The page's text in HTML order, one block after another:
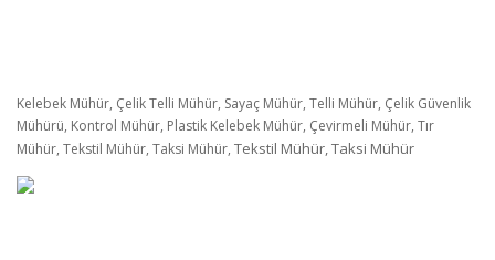
Kelebek Mühür, Çelik Telli Mühür, Sayaç Mühür, Telli Mühür, Çelik Güvenlik
Mühürü, Kontrol Mühür, Plastik Kelebek Mühür, Çevirmeli Mühür, Tır
Mühür, Tekstil Mühür, Taksi Mühür, Tekstil Mühür, Taksi Mühür